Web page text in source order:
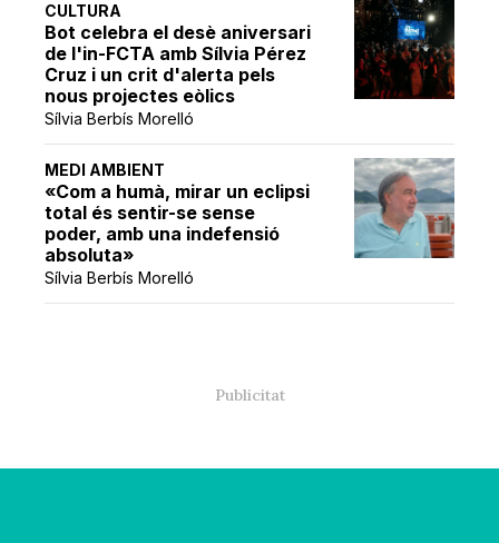
CULTURA
Bot celebra el desè aniversari
de l'in-FCTA amb Sílvia Pérez
Cruz i un crit d'alerta pels
nous projectes eòlics
Sílvia Berbís Morelló
MEDI AMBIENT
«Com a humà, mirar un eclipsi
total és sentir-se sense
poder, amb una indefensió
absoluta»
Sílvia Berbís Morelló